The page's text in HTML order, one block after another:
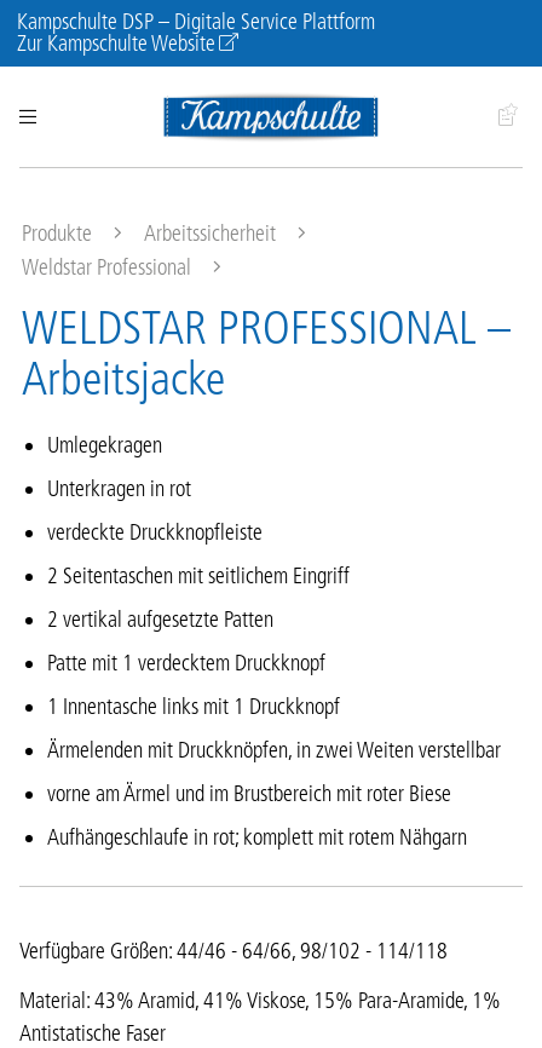
Kampschulte DSP – Digitale Service Plattform
Zur Kampschulte Website
Produkte
Arbeitssicherheit
Weldstar Professional
WELDSTAR PROFESSIONAL –
Arbeitsjacke
Umlegekragen
Unterkragen in rot
verdeckte Druckknopfleiste
2 Seitentaschen mit seitlichem Eingriff
2 vertikal aufgesetzte Patten
Patte mit 1 verdecktem Druckknopf
1 Innentasche links mit 1 Druckknopf
Ärmelenden mit Druckknöpfen, in zwei Weiten verstellbar
vorne am Ärmel und im Brustbereich mit roter Biese
Aufhängeschlaufe in rot; komplett mit rotem Nähgarn
Verfügbare Größen: 44/46 - 64/66, 98/102 - 114/118
Material: 43% Aramid, 41% Viskose, 15% Para-Aramide, 1%
Antistatische Faser